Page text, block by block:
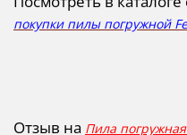
покупки пилы погружной
Отзыв на Пила